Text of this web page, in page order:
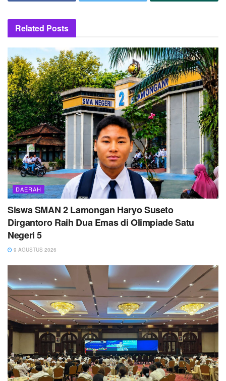
Related Posts
DAERAH
Siswa SMAN 2 Lamongan Haryo Suseto
Dirgantoro Raih Dua Emas di Olimpiade Satu
Negeri 5
9 AGUSTUS 2026